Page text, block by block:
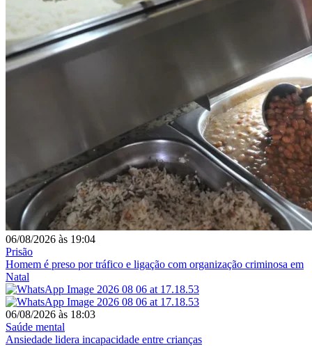
06/08/2026 às 19:04
Prisão
Homem é preso por tráfico e ligação com organização criminosa em
Natal
06/08/2026 às 18:03
Saúde mental
Ansiedade lidera incapacidade entre crianças